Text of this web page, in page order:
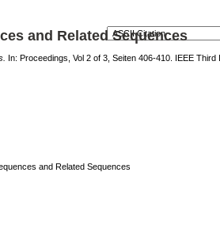
and Related Sequences
In: Proceedings, Vol 2 of 3, Seiten 406-410. IEEE
and Related Sequences